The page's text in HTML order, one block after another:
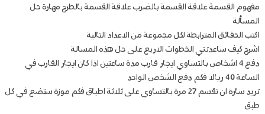
مفهوم القسمة علاقة القسمة بالضرب علاقة القسمة بالطرح مهارة حل
المسألة
اكتب الحقائق المترابطة لكل مجموعة من الاعداد التالية
اشرح كيف ساعدتني الخطوات الاربع على حل هذه المسالة
دفع 4 اشخاص بالتساوي ايجار قارب مدة ساعتين اذا كان ايجار القارب في
الساعة 40 ريالا فكم دفع الشخص الواحد
تريد سارة ان تقسم 27 مرة بالتساوي على ثلاثة اطباق فكم موزة ستضع في كل
طبق